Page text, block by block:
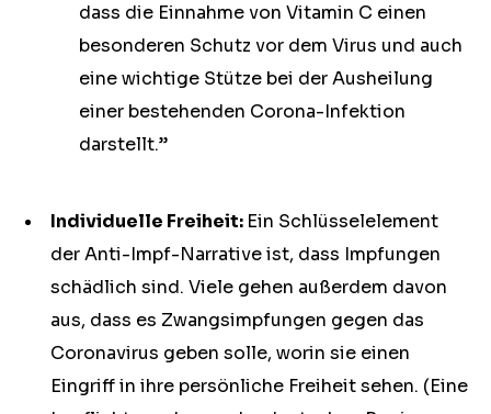
dass die Einnahme von Vitamin C einen
besonderen Schutz vor dem Virus und auch
eine wichtige Stütze bei der Ausheilung
einer bestehenden Corona-Infektion
darstellt.”
Individuelle Freiheit: Ein Schlüsselelement
der Anti-Impf-Narrative ist, dass Impfungen
schädlich sind. Viele gehen außerdem davon
aus, dass es Zwangsimpfungen gegen das
Coronavirus geben solle, worin sie einen
Eingriff in ihre persönliche Freiheit sehen. (Eine